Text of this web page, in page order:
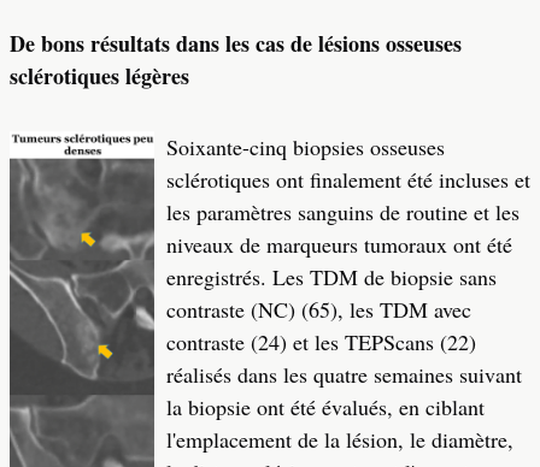
De bons résultats dans les cas de lésions osseuses
sclérotiques légères
Soixante-cinq biopsies osseuses
sclérotiques ont finalement été incluses et
les paramètres sanguins de routine et les
niveaux de marqueurs tumoraux ont été
enregistrés. Les TDM de biopsie sans
contraste (NC) (65), les TDM avec
contraste (24) et les TEPScans (22)
réalisés dans les quatre semaines suivant
la biopsie ont été évalués, en ciblant
l'emplacement de la lésion, le diamètre,